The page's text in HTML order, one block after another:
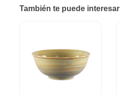
También te puede interesar